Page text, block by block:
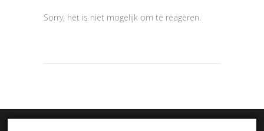
Sorry, het is niet mogelijk om te reageren.